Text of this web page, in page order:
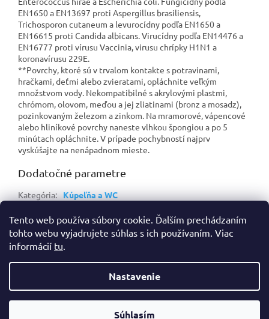
Tento web používa súbory cookie. Ďalším prechádzaním
tohto webu vyjadrujete súhlas s ich používaním. Viac
informácií tu.
Nastavenie
Súhlasím
EN1650 a EN13697 proti Aspergillus brasiliensis,
Trichosporon cutaneum a levurocídny podľa EN1650 a
EN16615 proti Candida albicans. Virucídny podľa EN14476 a
EN16777 proti vírusu Vaccinia, virusu chrípky H1N1 a
koronavírusu 229E.
**Povrchy, ktoré sú v trvalom kontakte s potravinami,
hračkami, deťmi alebo zvieratami, opláchnite veľkým
množstvom vody. Nekompatibilné s akrylovými plastmi,
chrómom, olovom, meďou a jej zliatinami (bronz a mosadz),
pozinkovaným železom a zinkom. Na mramorové, vápencové
alebo hliníkové povrchy naneste vlhkou špongiou a po 5
minútach opláchnite. V prípade pochybností najprv
vyskúšajte na nenápadnom mieste.
Dodatočné parametre
Kategória: Kúpeľňa a WC
Copyright 2026Prohyg | Profi hygiéna a drogéria. Všetky práva
vyhradené.